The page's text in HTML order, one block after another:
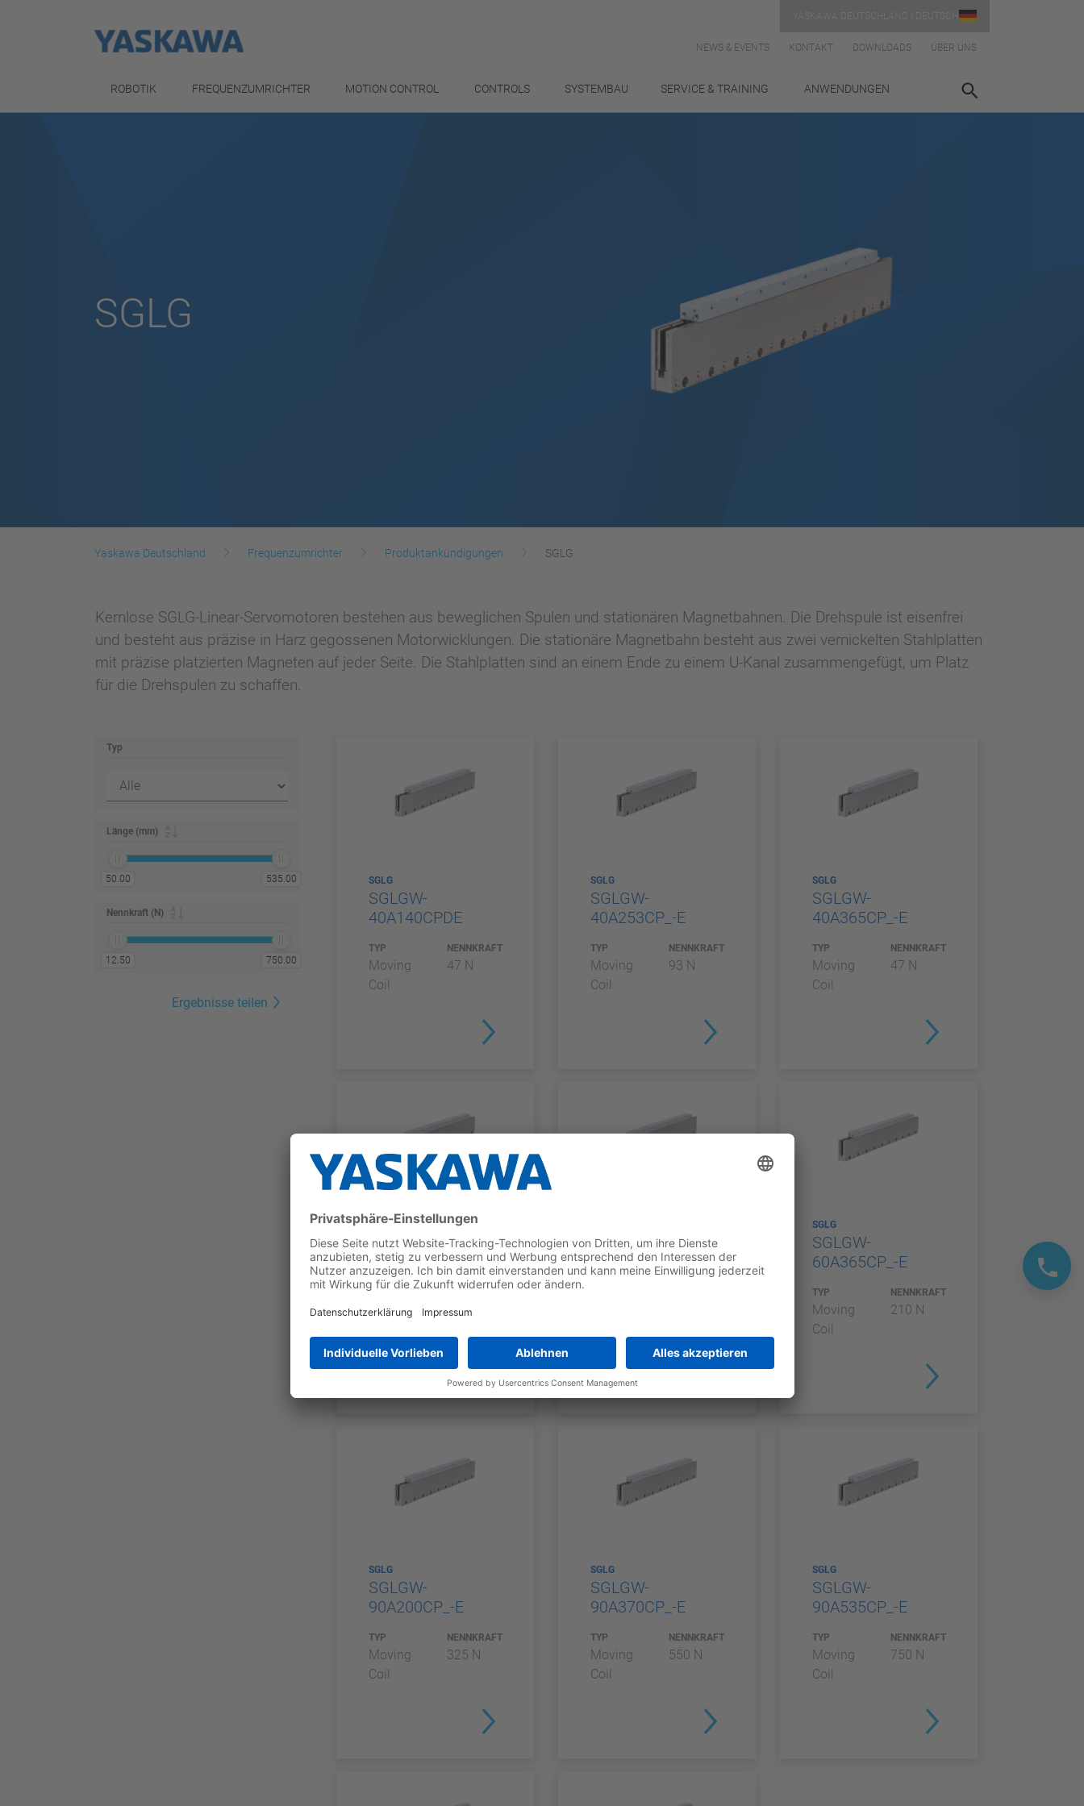
NEWS & EVENTS KONTAKT DOWNLOADS ÜBER UNS
ROBOTIK FREQUENZUMRICHTER MOTION CONTROL CONTROLS SYSTEMBAU SERVICE & TRAINING ANWENDUNGEN
SGLG
Yaskawa Deutschland Frequenzumrichter Produktankündigungen SGLG
Kernlose SGLG-Linear-Servomotoren bestehen aus beweglichen Spulen und stationären Magnetbahnen. Die Drehspule ist eisenfrei
und besteht aus präzise in Harz gegossenen Motorwicklungen. Die stationäre Magnetbahn besteht aus zwei vernickelten Stahlplatten
mit präzise platzierten Magneten auf jeder Seite. Die Stahlplatten sind an einem Ende zu einem U-Kanal zusammengefügt, um Platz
für die Drehspulen zu schaffen.
Typ
Länge (mm)
50.00 535.00
Nennkraft (N)
12.50 750.00
Ergebnisse teilen
SGLG
SGLGW-
40A140CPDE
TYP
Moving
Coil
NENNKRAFT
47 N
SGLG
SGLGW-
40A253CP_-E
TYP
Moving
Coil
NENNKRAFT
93 N
SGLG
SGLGW-
40A365CP_-E
TYP
Moving
Coil
NENNKRAFT
47 N
SGLG
SGLGW-
60A140CP_-E
TYP
Moving
70 N
SGLGW-
60A253CP_-E
SGLG
SGLGW-
60A365CP_-E
TYP
Moving
Coil
NENNKRAFT
210 N
SGLG
SGLGW-
90A200CP_-E
TYP
Moving
Coil
NENNKRAFT
325 N
SGLG
SGLGW-
90A370CP_-E
TYP
Moving
Coil
NENNKRAFT
550 N
SGLG
SGLGW-
90A535CP_-E
TYP
Moving
Coil
NENNKRAFT
750 N